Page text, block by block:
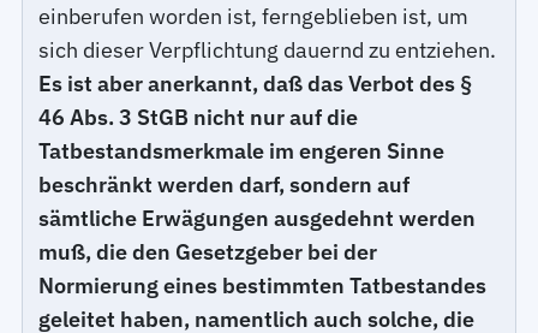
einberufen worden ist, ferngeblieben ist, um
sich dieser Verpflichtung dauernd zu entziehen.
Es ist aber anerkannt, daß das Verbot des §
46 Abs. 3 StGB nicht nur auf die
Tatbestandsmerkmale im engeren Sinne
beschränkt werden darf, sondern auf
sämtliche Erwägungen ausgedehnt werden
muß, die den Gesetzgeber bei der
Normierung eines bestimmten Tatbestandes
geleitet haben, namentlich auch solche, die